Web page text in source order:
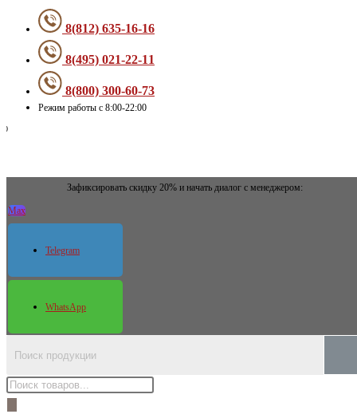
8(812) 635-16-16
8(495) 021-22-11
8(800) 300-60-73
Режим работы с 8:00-22:00
Зафиксировать скидку 20% и начать диалог с менеджером:
Max
Telegram
WhatsApp
Поиск